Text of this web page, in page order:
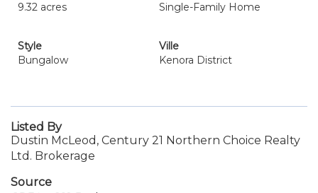
9.32 acres
Single-Family Home
Style
Bungalow
Ville
Kenora District
Listed By
Dustin McLeod, Century 21 Northern Choice Realty
Ltd. Brokerage
Source